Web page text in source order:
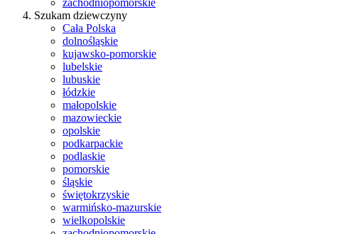
zachodniopomorskie
Szukam dziewczyny
Cała Polska
dolnośląskie
kujawsko-pomorskie
lubelskie
lubuskie
łódzkie
małopolskie
mazowieckie
opolskie
podkarpackie
podlaskie
pomorskie
śląskie
świętokrzyskie
warmińsko-mazurskie
wielkopolskie